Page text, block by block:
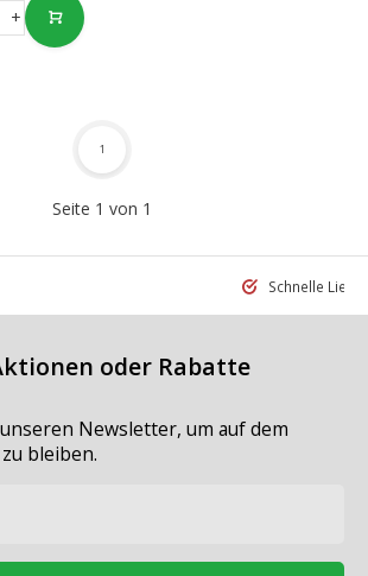
+
Seite 1 von 1
1
Schnelle
oder Rabatte
Newsletter, um auf dem
bleiben.